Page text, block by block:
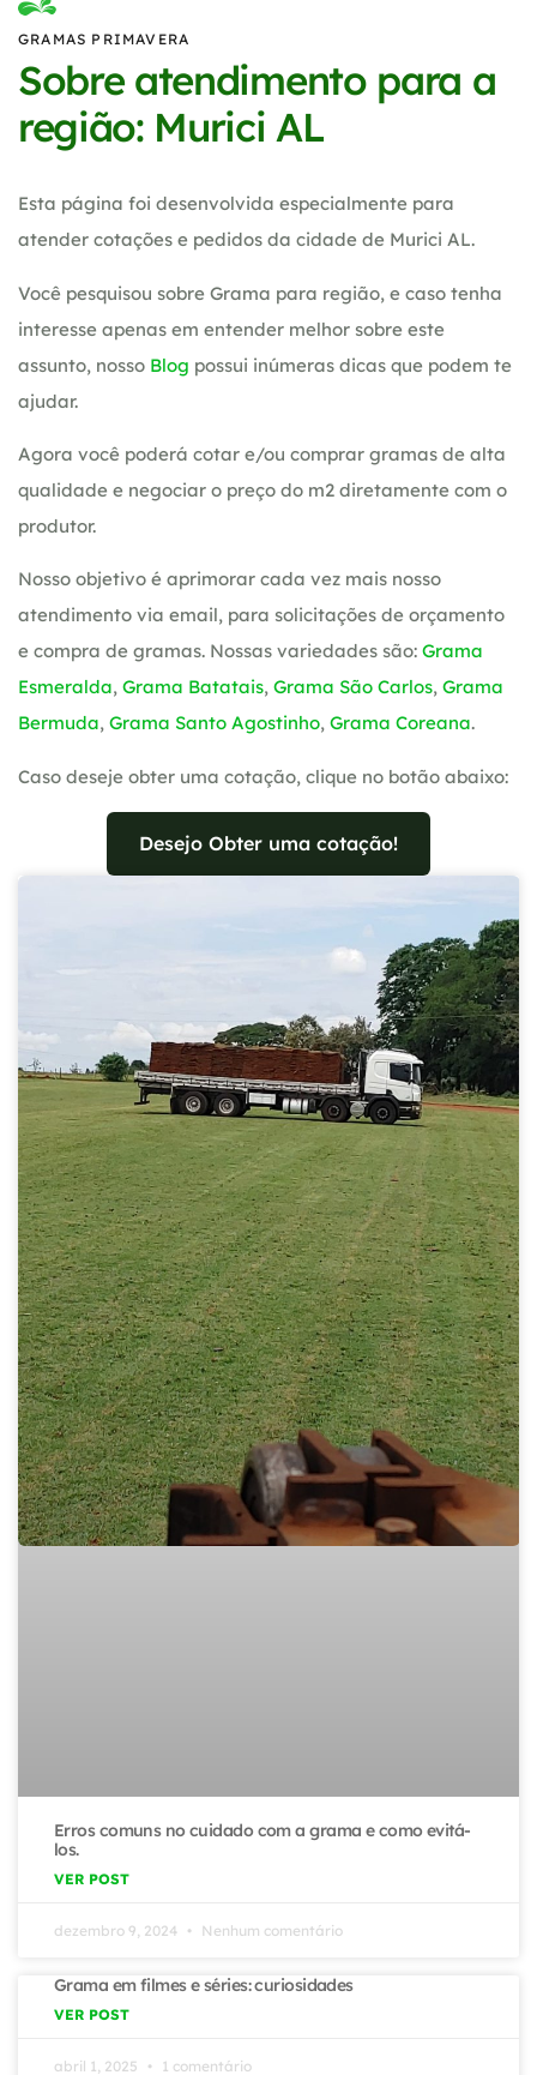
GRAMAS PRIMAVERA
Sobre atendimento para a
região: Murici AL
Esta página foi desenvolvida especialmente para
atender cotações e pedidos da cidade de Murici AL.
Você pesquisou sobre Grama para região, e caso tenha
interesse apenas em entender melhor sobre este
assunto, nosso Blog possui inúmeras dicas que podem te
ajudar.
Agora você poderá cotar e/ou comprar gramas de alta
qualidade e negociar o preço do m2 diretamente com o
produtor.
Nosso objetivo é aprimorar cada vez mais nosso
atendimento via email, para solicitações de orçamento
e compra de gramas. Nossas variedades são: Grama
Esmeralda, Grama Batatais, Grama São Carlos, Grama
Bermuda, Grama Santo Agostinho, Grama Coreana.
Caso deseje obter uma cotação, clique no botão abaixo:
Desejo Obter uma cotação!
Erros comuns no cuidado com a grama e como evitá-
los.
VER POST
dezembro 9, 2024 Nenhum comentário
Grama em filmes e séries: curiosidades
VER POST
abril 1, 2025 1 comentário